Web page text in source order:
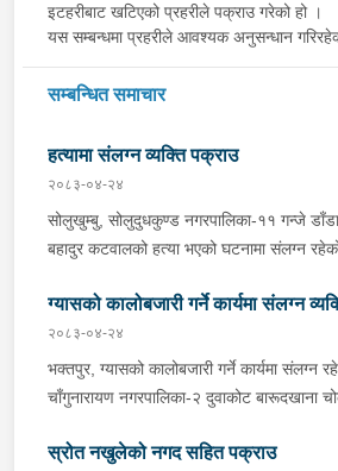
इटहरीबाट खटिएको प्रहरीले पक्राउ गरेको हो ।
यस सम्बन्धमा प्रहरीले आवश्यक अनुसन्धान
सम्बन्धित समाचार
हत्यामा संलग्न व्यक्ति पक्राउ
२०८३-०४-२४
सोलुखुम्बु, सोलुदुधकुण्ड नगरपालिका-११ गन्जे
बहादुर कटवालको हत्या भएको घटनामा संलग्न
आइतबार बिहान प्रहरीले पक्राउ गरेको छ । तोई
बिहान मृत अवस्थामा फेला परेको घटनाको
प्रहरी कार्यालय सोलुखुम्बु समेतबाट खटिएको
गरेको हो । अनुसन्धानको क्रममा भुवन सिंहले
प्रहरीले आवश्यक अनुसन्धान गरिरहेको छ ।
ग्यासको कालोबजारी गर्ने कार्यमा संलग्न
२०८३-०४-२४
भक्तपुर, ग्यासको कालोबजारी गर्ने कार्यमा संलग्न
चाँगुनारायण नगरपालिका-‍२ दुवाकोट बारूदखाना
पक्राउ गरेको छ । तुलसीरामले उपभोक्ताहरूलाई
स्रोत नखुलेको नगद सहित पक्राउ